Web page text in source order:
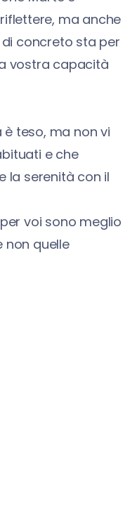
ma anche
concreto sta per
vostra capacità
è teso, ma non vi
e che
la serenità con il
voi sono meglio
non quelle